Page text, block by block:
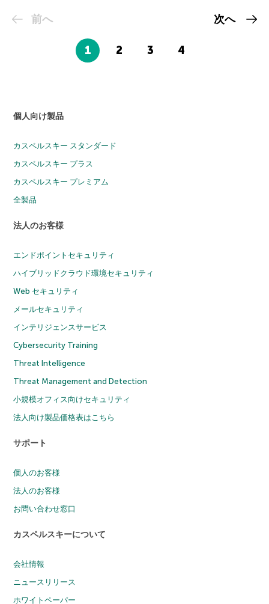
前へ
1 2 3 4
次へ
個人向け製品
カスペルスキー スタンダード
カスペルスキー プラス
カスペルスキー プレミアム
全製品
法人のお客様
エンドポイントセキュリティ
ハイブリッドクラウド環境セキュリティ
Web セキュリティ
メールセキュリティ
インテリジェンスサービス
Cybersecurity Training
Threat Intelligence
Threat Management and Detection
小規模オフィス向けセキュリティ
法人向け製品価格表はこちら
サポート
個人のお客様
法人のお客様
お問い合わせ窓口
カスペルスキーについて
会社情報
ニュースリリース
ホワイトペーパー